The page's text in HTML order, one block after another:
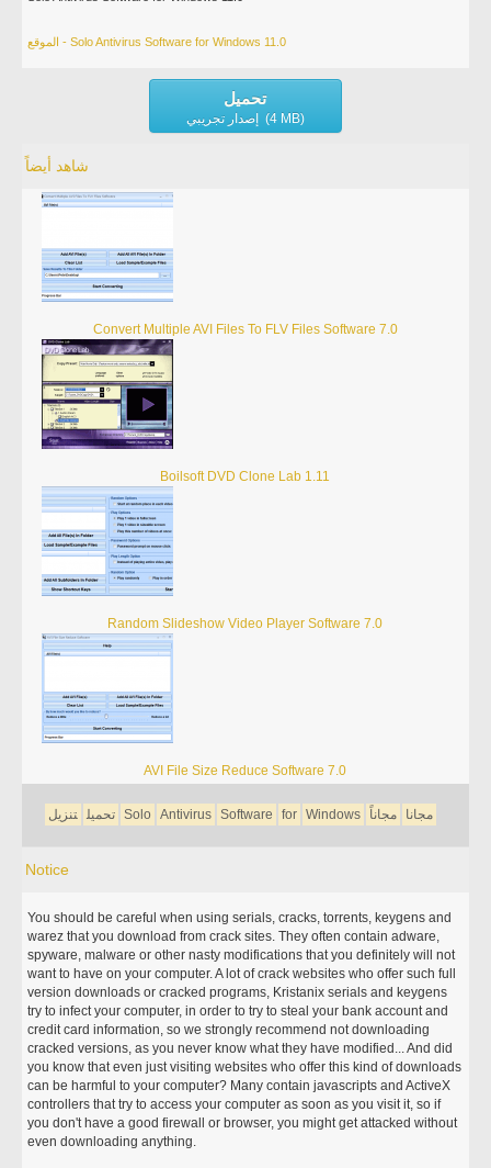
الموقع - Solo Antivirus Software for Windows 11.0
تحميل
إصدار تجريبي (4 MB)
شاهد أيضاً
Convert Multiple AVI Files To FLV Files Software 7.0
Boilsoft DVD Clone Lab 1.11
Random Slideshow Video Player Software 7.0
AVI File Size Reduce Software 7.0
تحميل تنزيل Solo Antivirus Software for Windows مجانا مجاناً
Notice
You should be careful when using serials, cracks, torrents, keygens and
warez that you download from crack sites. They often contain adware,
spyware, malware or other nasty modifications that you definitely will not
want to have on your computer. A lot of crack websites who offer such full
version downloads or cracked programs, Kristanix serials and keygens
try to infect your computer, in order to try to steal your bank account and
credit card information, so we strongly recommend not downloading
cracked versions, as you never know what they have modified... And did
you know that even just visiting websites who offer this kind of downloads
can be harmful to your computer? Many contain javascripts and ActiveX
controllers that try to access your computer as soon as you visit it, so if
you don't have a good firewall or browser, you might get attacked without
even downloading anything.